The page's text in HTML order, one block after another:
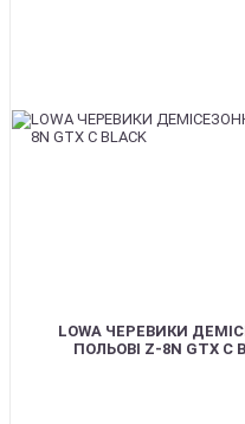
LOWA ЧЕРЕВИКИ
ПОЛЬОВІ Z-8N GTX C